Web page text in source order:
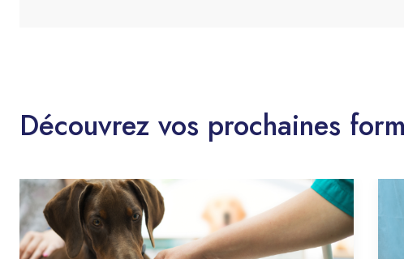
Découvrez vos prochaines